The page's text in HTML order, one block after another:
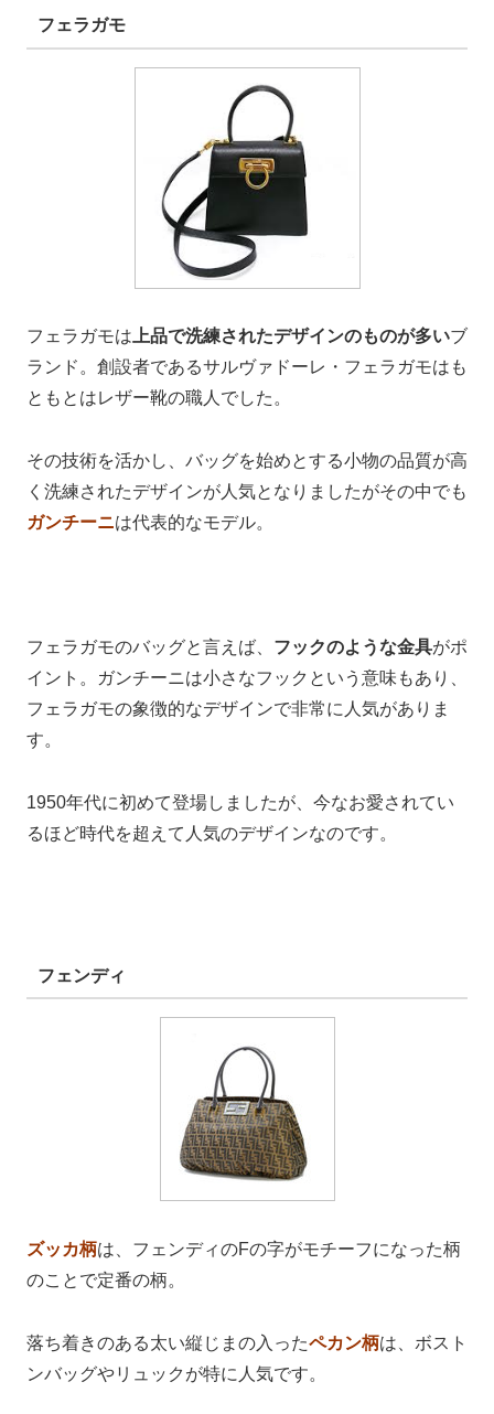
フェラガモ
フェラガモは 上品で洗練されたデザインのものが多いブ
ランド。創設者であるサルヴァドーレ・フェラガモはも
ともとはレザー靴の職人でした。
その技術を活かし、バッグを始めとする小物の品質が高
く洗練されたデザインが人気となりましたがその中でも
ガンチーニは代表的なモデル。
フェラガモのバッグと言えば、 フックのような金具がポ
イント。ガンチーニは小さなフックという意味もあり、
フェラガモの象徴的なデザインで非常に人気がありま
す。
1950年代に初めて登場しましたが、今なお愛されてい
るほど時代を超えて人気のデザインなのです。
フェンディ
ズッカ柄は、フェンディのFの字がモチーフになった柄
のことで定番の柄。
落ち着きのある太い縦じまの入ったペカン柄は、ボスト
ンバッグやリュックが特に人気です。